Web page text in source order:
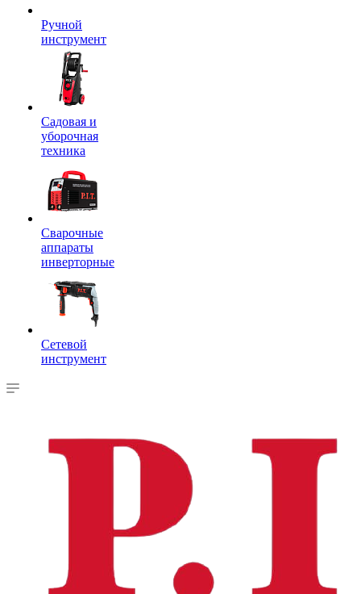
Ручной
инструмент
Садовая и
уборочная
техника
Сварочные
аппараты
инверторные
Сетевой
инструмент